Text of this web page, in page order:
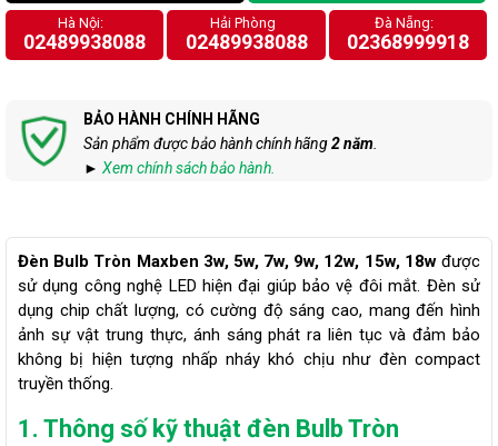
Hà Nội:
02489938088
Hải Phòng
02489938088
Đà Nẵng:
02368999918
BẢO HÀNH CHÍNH HÃNG
Sản phẩm được bảo hành chính hãng2 năm
► Xem chính sách bảo hành.
Đèn Bulb Tròn Maxben 3w, 5w, 7w, 9w, 12w, 15w, 18wđược
sử dụng công nghệ LED hiện đại giúp bảo vệ đôi mắt. Đèn sử
dụng chip chất lượng, có cường độ sáng cao, mang đến hình
ảnh sự vật trung thực, ánh sáng phát ra liên tục và đảm bảo
không bị hiện tượng nhấp nháy khó chịu như đèn compact
truyền thống.
1. Thông số kỹ thuật đèn Bulb Tròn